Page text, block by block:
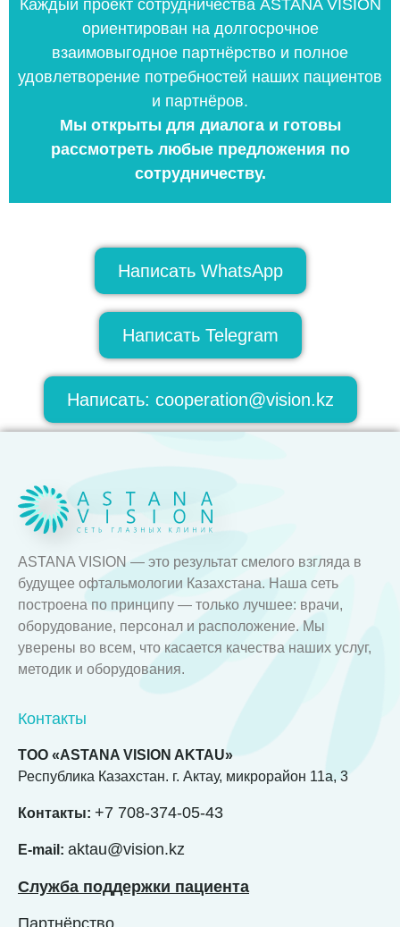
Каждый проект сотрудничества ASTANA VISION
ориентирован на долгосрочное
взаимовыгодное партнёрство и полное
удовлетворение потребностей наших пациентов
и партнёров.
Мы открыты для диалога и готовы
рассмотреть любые предложения по
сотрудничеству.
Написать WhatsApp
Написать Telegram
Написать: cooperation@vision.kz
ASTANA VISION — это результат смелого взгляда в
будущее офтальмологии Казахстана. Наша сеть
построена по принципу — только лучшее: врачи,
оборудование, персонал и расположение. Мы
уверены во всем, что касается качества наших услуг,
методик и оборудования.
Контакты
ТОО «ASTANA VISION AKTAU»
Республика Казахстан. г. Актау, микрорайон 11а, 3
Контакты: +7 708-374-05-43
E-mail: aktau@vision.kz
Служба поддержки пациента
Партнёрство